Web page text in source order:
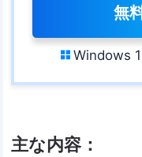
無
 Windows
主な内容：